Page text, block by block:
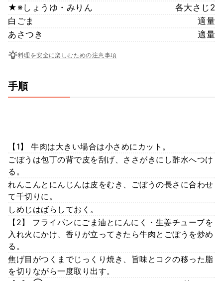
★※しょうゆ・みりん
各大さじ2
白ごま
適量
あさつき
適量
料理を安全に楽しむための注意事項
手順
【1】 牛肉は大きい場合は小さめにカット。
ごぼうは包丁の背で皮を刮げ、ささがきにし酢水へつけ
る。
れんこんとにんじんは皮をむき、ごぼうの長さに合わせ
て千切りに。
しめじはばらしておく。
【2】 フライパンにごま油とにんにく・生姜チューブを
入れ火にかけ、香りが立ってきたら牛肉とごぼうを炒め
る。
焦げ目がつくまでじっくり焼き、旨味とコクの移った脂
を切りながら一度取り出す。